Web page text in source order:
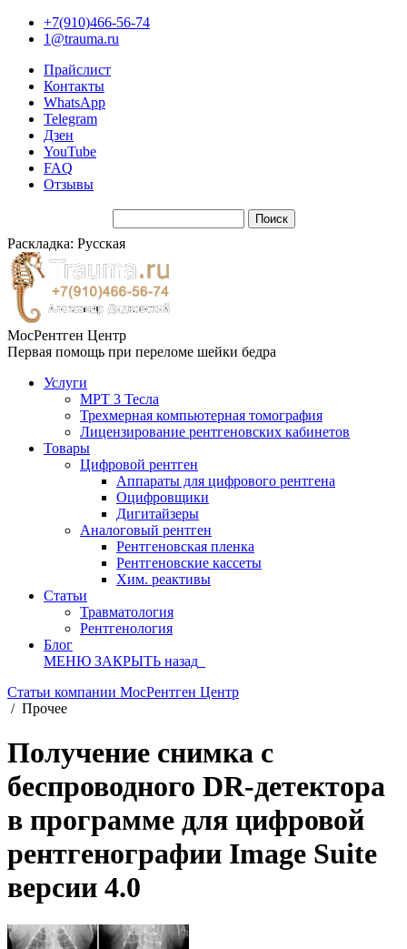
+7(910)466-56-74
1@trauma.ru
Прайслист
Контакты
WhatsApp
Telegram
Дзен
YouTube
FAQ
Отзывы
Раскладка: Русская
МосРентген Центр
Первая помощь при переломе шейки бедра
Услуги
МРТ 3 Тесла
Трехмерная компьютерная томография
Лицензирование рентгеновских кабинетов
Товары
Цифровой рентген
Аппараты для цифрового рентгена
Оцифровщики
Дигитайзеры
Аналоговый рентген
Рентгеновская пленка
Рентгеновские кассеты
Хим. реактивы
Статьи
Травматология
Рентгенология
Блог
МЕНЮ ЗАКРЫТЬ назад
Статьи компании МосРентген Центр
/ Прочее
Получение снимка с
беспроводного DR-детектора
в программе для цифровой
рентгенографии Image Suite
версии 4.0